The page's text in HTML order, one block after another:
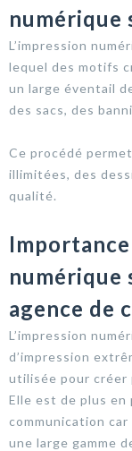
numérique
L’impression
lequel des motifs
un large éventail
des sacs, des
Ce procédé
illimitées, des
qualité.
numérique
agence de
L’impression
d’impression
utilisée pour créer
Elle est de plus en
communication
une large gamme